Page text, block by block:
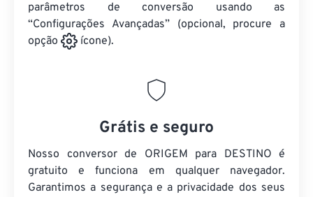
parâmetros de conversão usando as
“Configurações Avançadas” (opcional, procure a
opção
ícone).
Grátis e seguro
Nosso conversor de ORIGEM para DESTINO é
gratuito e funciona em qualquer navegador.
Garantimos a segurança e a privacidade dos seus